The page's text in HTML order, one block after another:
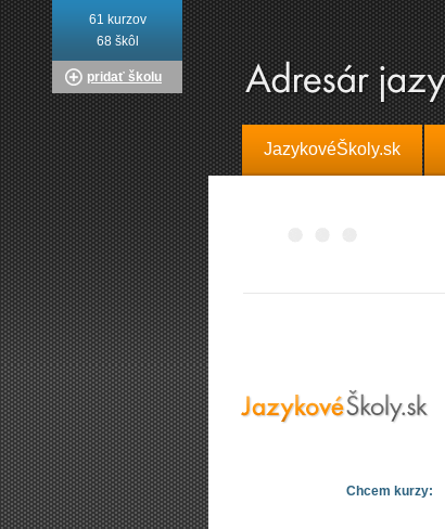
JazykovéŠkoly.sk
Chcem kurzy:
61 kurzov
68 škôl
pridať školu